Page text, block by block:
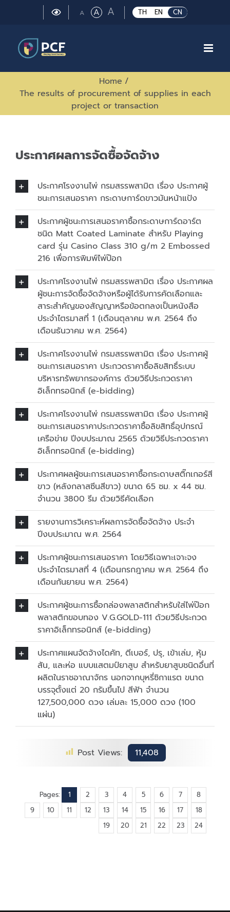
TH EN CN
A Small
ARegular
ALarge
font
Home /
The results of procurement of supplies in each
project or transaction
ประกาศผลการจัดซื้อจัดจ้าง
ประกาศโรงงานไพ่ กรมสรรพสามิต เรื่อง ประกาศผู้
ชนะการเสนอราคา กระดาษการ์ดขาวมันหน้าแป้ง
ประกาศผู้ชนะการเสนอราคาซื้อกระดาษการ์ดอาร์ต
ชนิด Matt Coated Laminate สำหรับ Playing
card รุ่น Casino Class 310 g/m 2 Embossed
216 เพื่อการพิมพ์ไพ่ป๊อก
ประกาศโรงงานไพ่ กรมสรรพสามิต เรื่อง ประกาศผล
ผู้ชนะการจัดซื้อจัดจ้างหรือผู้ได้รับการคัดเลือกและ
สาระสำคัญของสัญญาหรือข้อตกลงเป็นหนังสือ
ประจำไตรมาสที่ 1 (เดือนตุลาคม พ.ศ. 2564 ถึง
เดือนธันวาคม พ.ศ. 2564)
ประกาศโรงงานไพ่ กรมสรรพสามิต เรื่อง ประกาศผู้
ชนะการเสนอราคา ประกวดราคาซื้อลิขสิทธิ์ระบบ
บริหารทรัพยากรองค์การ ด้วยวิธีประกวดราคา
อิเล็กทรอนิกส์ (e-bidding)
ประกาศโรงงานไพ่ กรมสรรพสามิต เรื่อง ประกาศผู้
ชนะการเสนอราคาประกวดราคาซื้อลิขสิทธิ์อุปกรณ์
เครือข่าย ปีงบประมาณ 2565 ด้วยวิธีประกวดราคา
อิเล็กทรอนิกส์ (e-bidding)
ประกาศผลผู้ชนะการเสนอราคาซื้อกระดาษสติ๊กเกอร์สี
ขาว (หลังกลาสซีนสีขาว) ขนาด 65 ซม. x 44 ซม.
จำนวน 3800 รีม ด้วยวิธีคัดเลือก
รายงานการวิเคราะห์ผลการจัดซื้อจัดจ้าง ประจำ
ปีงบประมาณ พ.ศ. 2564
ประกาศผู้ชนะการเสนอราคา โดยวิธีเฉพาะเจาะจง
ประจำไตรมาสที่ 4 (เดือนกรกฎาคม พ.ศ. 2564 ถึง
เดือนกันยายน พ.ศ. 2564)
ประกาศผู้ชนะการซื้อกล่องพลาสติกสำหรับใส่ไพ่ป๊อก
พลาสติกขอบทอง V.G.GOLD-111 ด้วยวิธีประกวด
ราคาอิเล็กทรอนิกส์ (e-bidding)
ประกาศแผนจัดจ้างไดคัท, ตีเบอร์, ปรุ, เข้าเล่ม, หุ้ม
สัน, และห่อ แบบแสตมป์ยาสูบ สำหรับยาสูบชนิดอื่นที่
ผลิตในราชอาณาจักร นอกจากบุหรี่ซิกาแรต ขนาด
บรรจุตั้งแต่ 20 กรัมขึ้นไป สีฟ้า จำนวน
127,500,000 ดวง เล่มละ 15,000 ดวง (100
แผ่น)
Post Views: 11,408
Pages: 1 2 3 4 5 6 7
8
9
10 11 12 13 14 15 16 17
18
19
20 21 22 23 24